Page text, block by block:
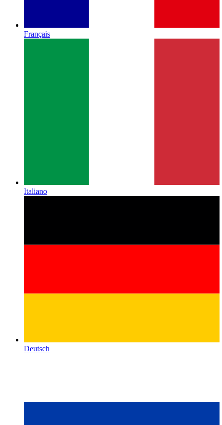
Français
Italiano
Deutsch